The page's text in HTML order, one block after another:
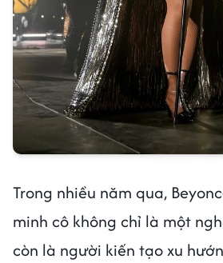
Trong nhiều năm qua,
minh cô không chỉ là một
còn là người kiến tạo xu